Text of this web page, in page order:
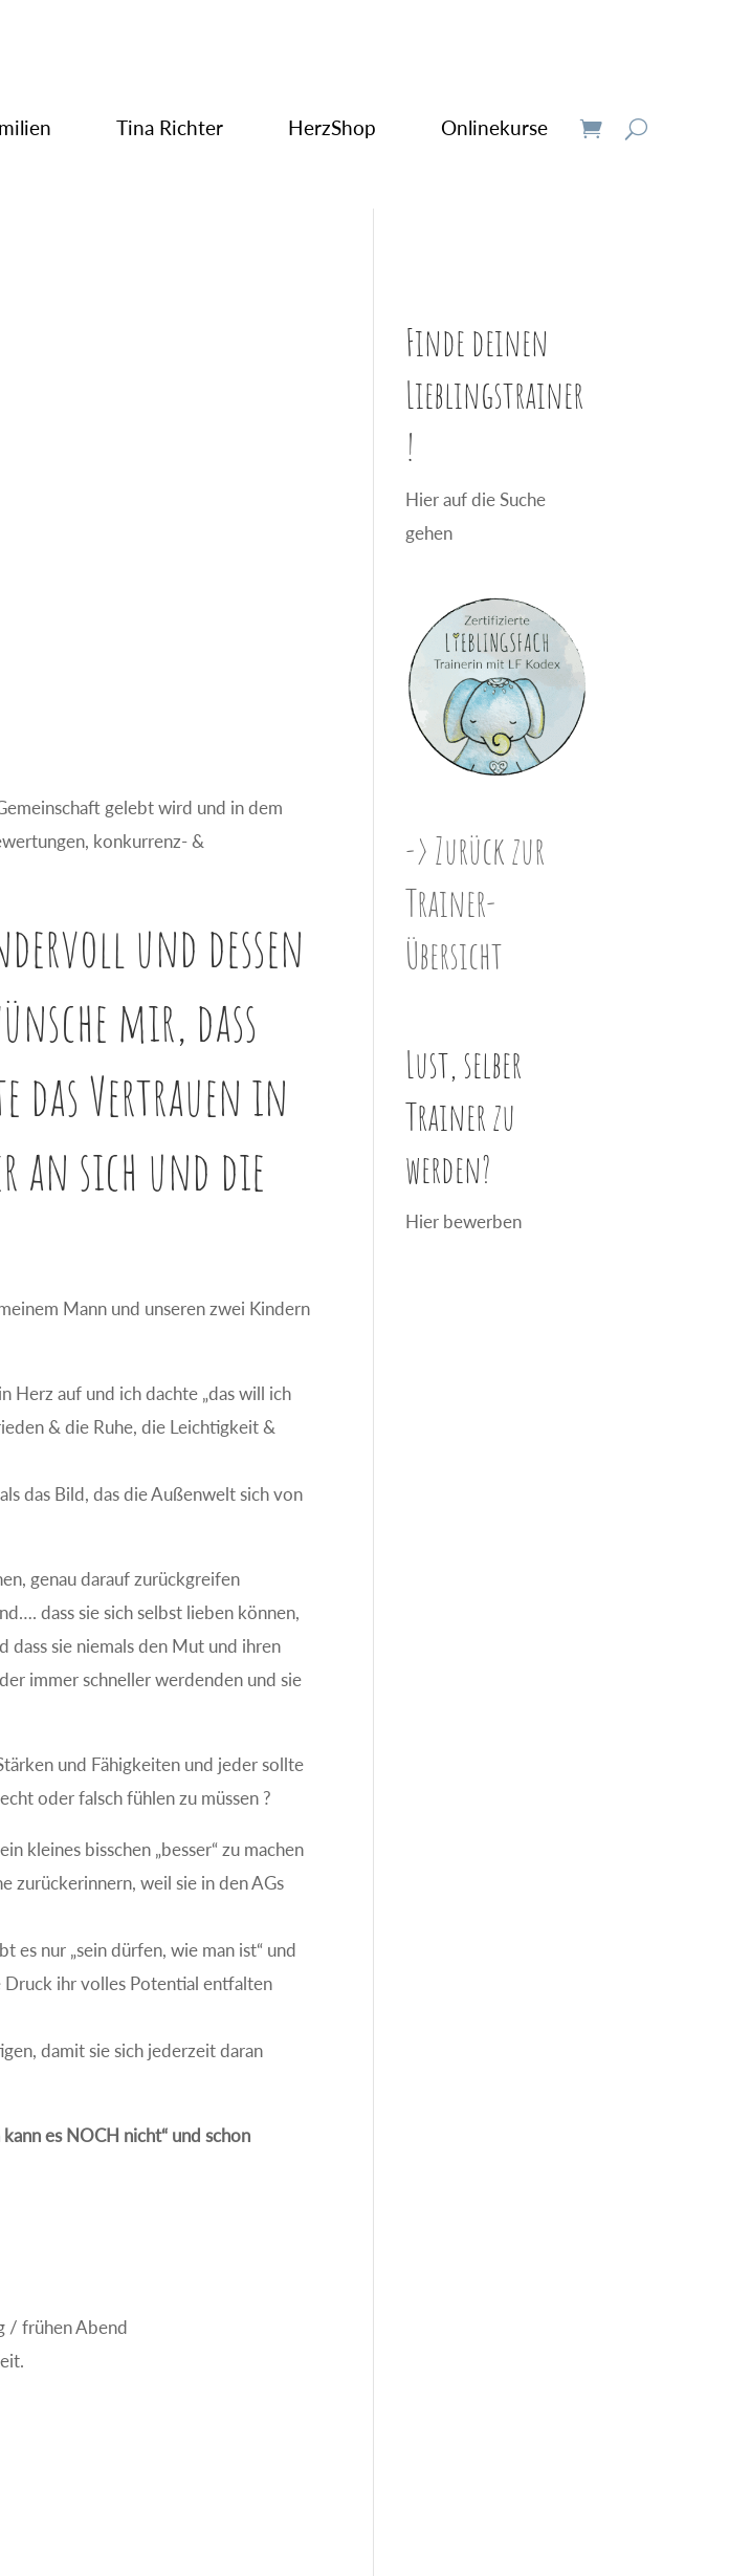
Tina Richter HerzShop Onlinekurse
gelebt wird und in dem
konkurrenz- &
und dessen
mir, dass
das Vertrauen in
an sich und die
Mann und unseren zwei Kindern
Herz auf und ich dachte „das will ich
& die Ruhe, die Leichtigkeit &
das Bild, das die Außenwelt sich von
genau darauf zurückgreifen
dass sie sich selbst lieben können,
dass sie niemals den Mut und ihren
immer schneller werdenden und sie
und Fähigkeiten und jeder sollte
oder falsch fühlen zu müssen ?
kleines bisschen „besser“ zu machen
zurückerinnern, weil sie in den AGs
es nur „sein dürfen, wie man ist“ und
Druck ihr volles Potential entfalten
damit sie sich jederzeit daran
es NOCH nicht“ und schon
/ frühen Abend
Finde deinen
Lieblingstrainer
!
Hier auf die Suche
gehen
-> Zurück zur
Trainer-
Übersicht
Lust, selber
Trainer zu
werden?
Hier bewerben